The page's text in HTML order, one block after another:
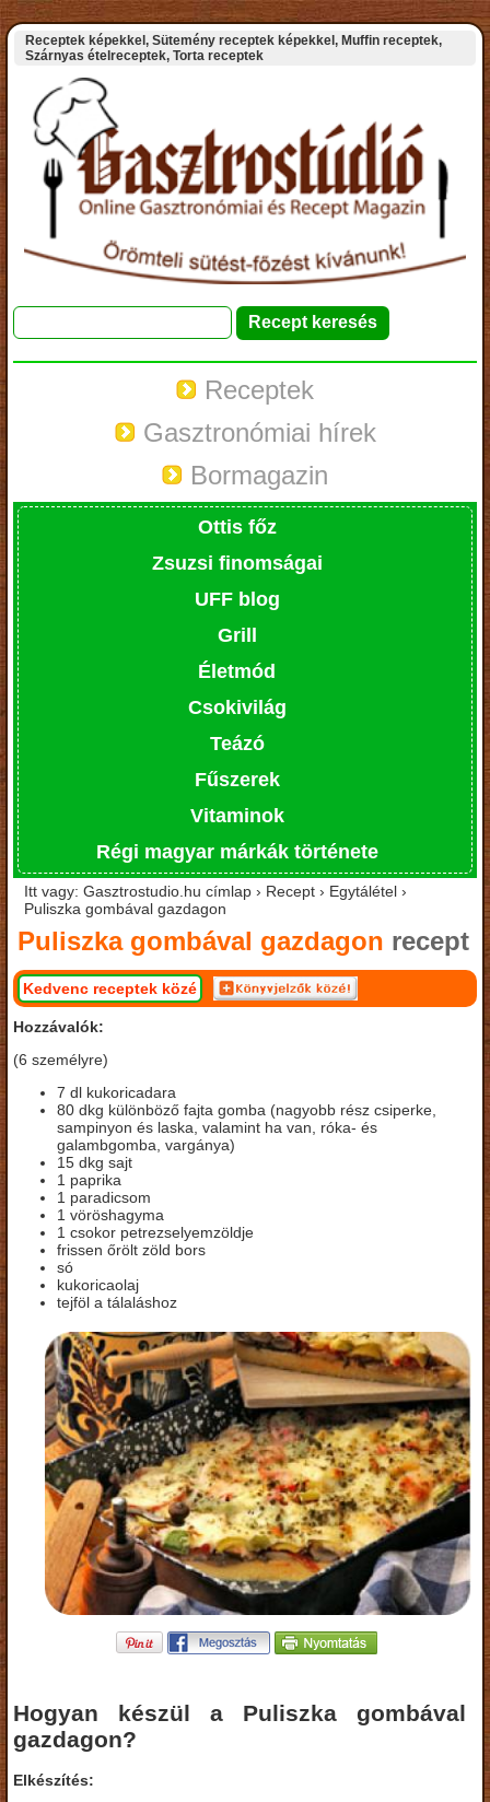
Receptek képekkel, Sütemény receptek képekkel, Muffin receptek,
Szárnyas ételreceptek, Torta receptek
Receptek
Gasztronómiai hírek
Bormagazin
Ottis főz
Zsuzsi finomságai
UFF blog
Grill
Életmód
Csokivilág
Teázó
Fűszerek
Vitaminok
Régi magyar márkák története
Itt vagy: Gasztrostudio.hu címlap › Recept › Egytálétel ›
Puliszka gombával gazdagon
Puliszka gombával gazdagon recept
Kedvenc receptek közé
Hozzávalók:
(6 személyre)
7 dl kukoricadara
80 dkg különböző fajta gomba (nagyobb rész csiperke,
sampinyon és laska, valamint ha van, róka- és
galambgomba, vargánya)
15 dkg sajt
1 paprika
1 paradicsom
1 vöröshagyma
1 csokor petrezselyemzöldje
frissen őrölt zöld bors
só
kukoricaolaj
tejföl a tálaláshoz
Hogyan készül a Puliszka gombával
gazdagon?
Elkészítés: